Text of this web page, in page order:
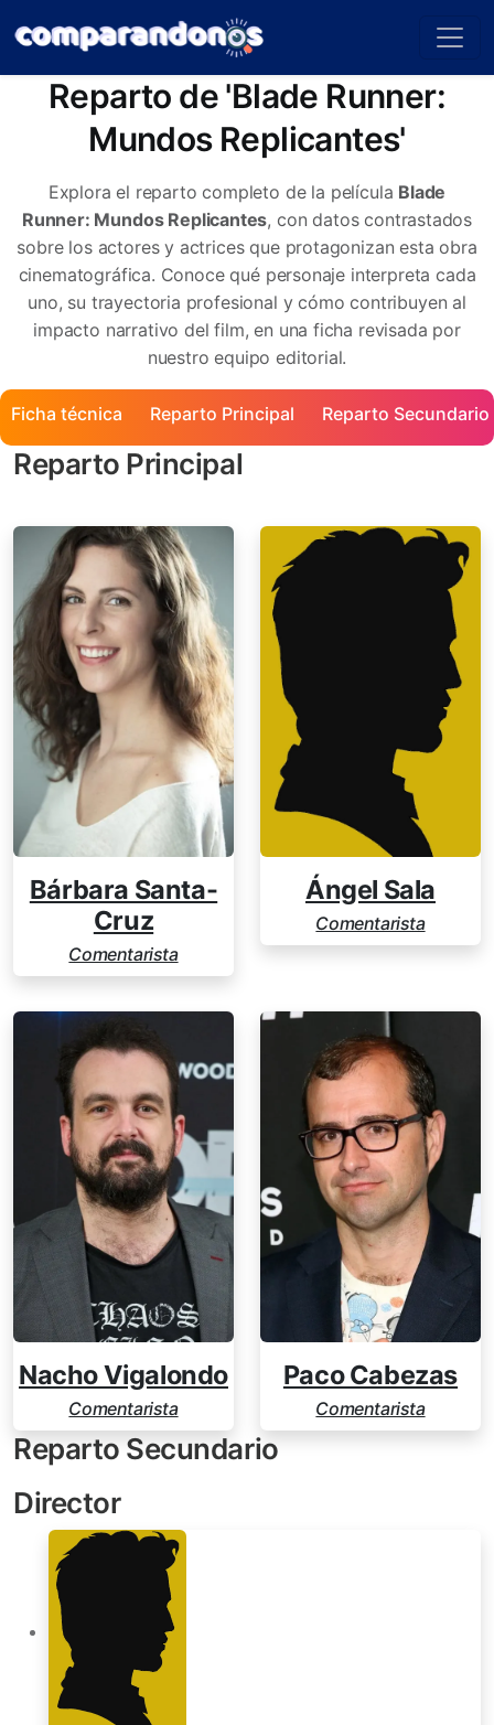
Reparto de 'Blade Runner:
Mundos Replicantes'
Explora el reparto completo de la película Blade
Runner: Mundos Replicantes, con datos contrastados
sobre los actores y actrices que protagonizan esta obra
cinematográfica. Conoce qué personaje interpreta cada
uno, su trayectoria profesional y cómo contribuyen al
impacto narrativo del film, en una ficha revisada por
nuestro equipo editorial.
Ficha técnica Reparto Principal Reparto Secundario
Reparto Principal
Bárbara Santa-
Cruz
Comentarista
Ángel Sala
Comentarista
Nacho Vigalondo
Comentarista
Paco Cabezas
Comentarista
Reparto Secundario
Director